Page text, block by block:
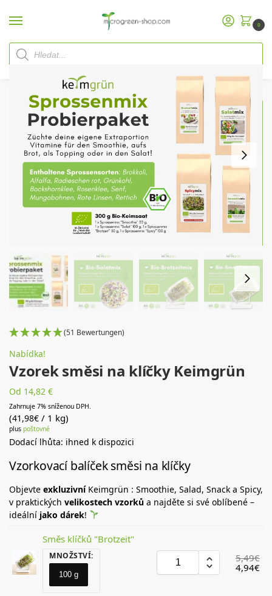
0
Domů Microgreen Shop
(51 Bewertungen)
Nabídka!
Vzorek směsi na klíčky Keimgrün
Od 14,82 €
Zahrnuje 7% sníženou DPH.
(41,98€ / 1 kg)
plus poštovné
Dodací lhůta: ihned k dispozici
Vzorkovací balíček směsi na klíčky
Objevte exkluzivníKeimgrün : Smoothie, Salad, Snack a Spicy,
v praktických velikostech vzorků a najděte si své oblíbené –
ideální jako dárek!
Směs klíčků "Brotzeit"
MNOŽSTVÍ:
100 g
5,49€
4,94€